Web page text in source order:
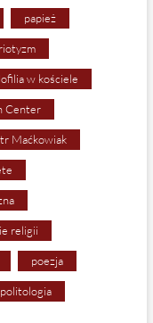
papież
w kościele
Center
Maćkowiak
religii
poezja
politologia